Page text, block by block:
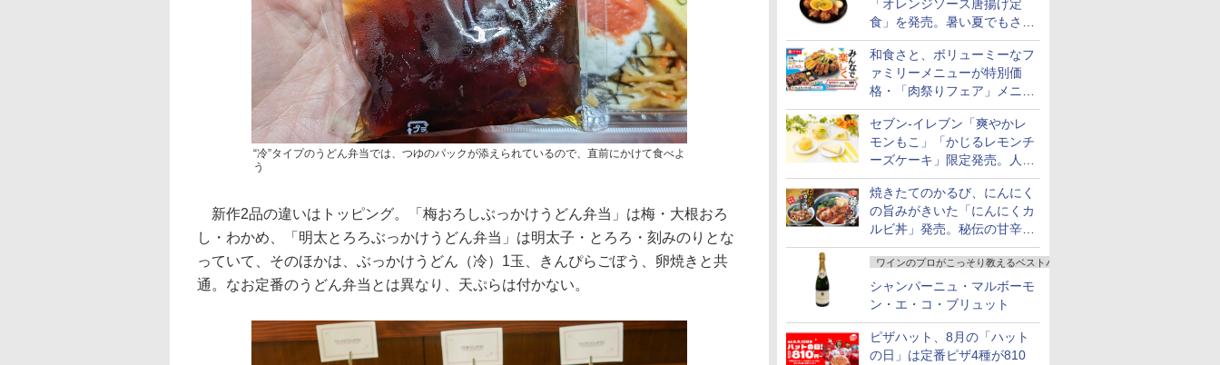
「オレンジソース唐揚げ定
食」を発売。暑い夏でもさっ
ぱり！
和食さと、ボリューミーなフ
ァミリーメニューが特別価
格・「肉祭りフェア」メニュ
ーがテイクアウトに登場
セブン-イレブン「爽やかレ
モンもこ」「かじるレモンチ
ーズケーキ」限定発売。人気
シリーズから夏限定の味わい
が登場
焼きたてのかるび、にんにく
の旨みがきいた「にんにくカ
ルビ丼」発売。秘伝の甘辛だ
れを絡めた「豚カルビ丼」も
復活
ワインのプロがこっそり教えるベストバイ
シャンパーニュ・マルボーモ
ン・エ・コ・ブリュット
ピザハット、8月の「ハット
の日」は定番ピザ4種が810
“冷”タイプのうどん弁当では、つゆのパックが添えられているので、直前にかけて食べよ
う
新作2品の違いはトッピング。「梅おろしぶっかけうどん弁当」は梅・大根おろ
し・わかめ、「明太とろろぶっかけうどん弁当」は明太子・とろろ・刻みのりとな
っていて、そのほかは、ぶっかけうどん（冷）1玉、きんぴらごぼう、卵焼きと共
通。なお定番のうどん弁当とは異なり、天ぷらは付かない。